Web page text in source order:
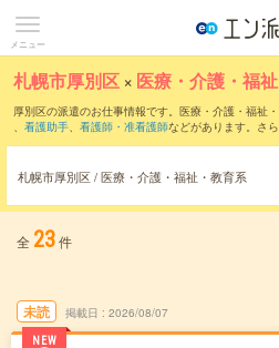
メニュー
札幌市厚別区 × 医療・介護・福
厚別区の派遣のお仕事情報です。医療・介護・福祉・
、 看護助手、 看護師・准看護師などがあります。さら
札幌市厚別区 / 医療・介護・福祉・教育系
全 23件
未読
NEW
掲載日 2026/08/07